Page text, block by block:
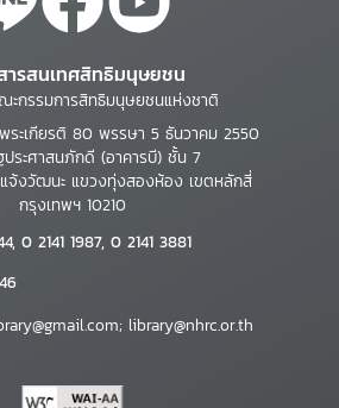
ารสนเทศสิทธิมนุษยชน
ะกรรมการสิทธิมนุษยชนแห่งชาติ
ระเกียรติ 80 พรรษา 5 ธันวาคม 2550
ประศาสนภักดี (อาคารบี) ชั้น 7
จ้งวัฒนะ แขวงทุ่งสองห้อง เขตหลักสี่
กรุงเทพฯ 10210
0 2141 1987, 0 2141 3881
library@nhrc.or.th